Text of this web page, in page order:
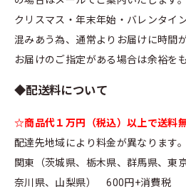
クリスマス・年末年始・バレンタイ
混みあう為、通常よりお届けに時間
お届けのご指定がある場合は余裕を
◆配送料について
☆商品代１万円（税込）以上で送料
配達先地域により料金が異なります。
関東（茨城県、栃木県、群馬県、東
奈川県、山梨県） 600円+消費税